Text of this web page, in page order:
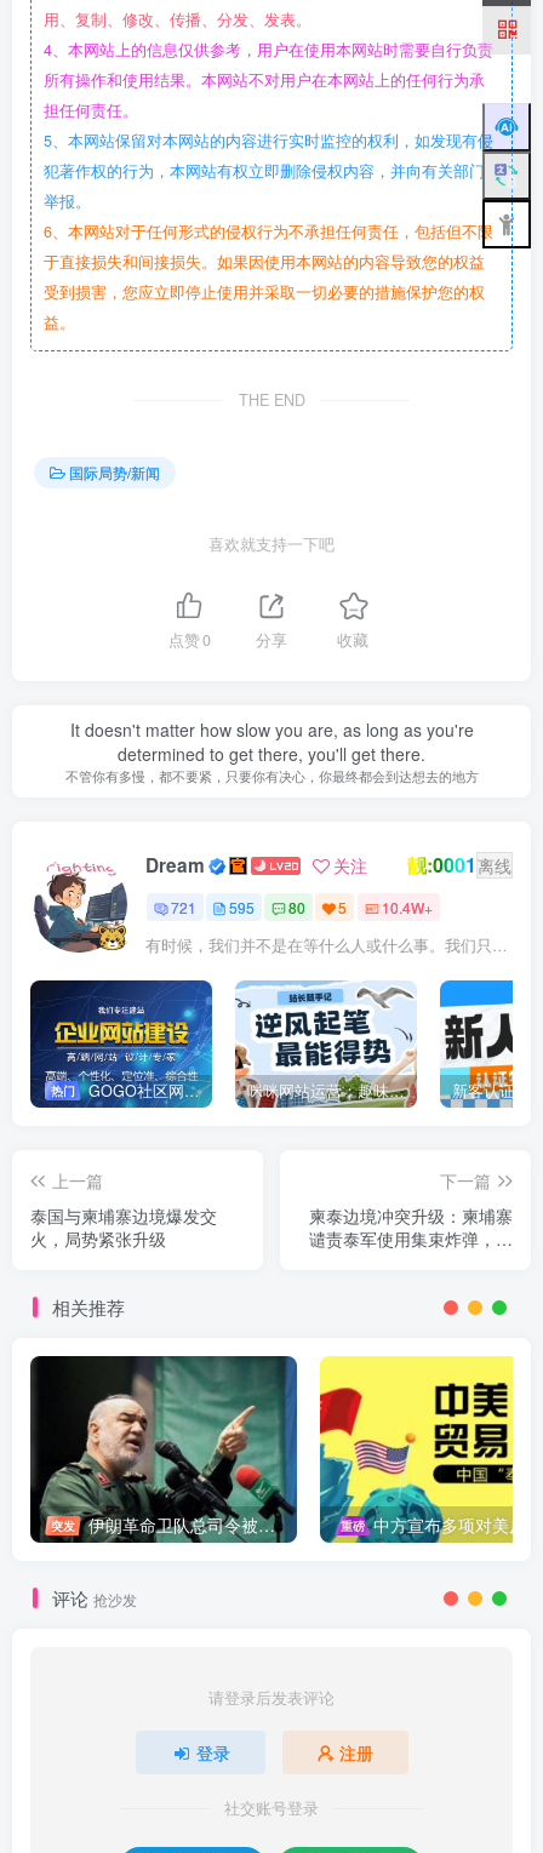
用、复制、修改、传播、分发、发表。
4、本网站上的信息仅供参考，用户在使用本网站时需要自行负责
所有操作和使用结果。本网站不对用户在本网站上的任何行为承
担任何责任。
5、本网站保留对本网站的内容进行实时监控的权利，如发现有侵
犯著作权的行为，本网站有权立即删除侵权内容，并向有关部门
举报。
6、本网站对于任何形式的侵权行为不承担任何责任，包括但不限
于直接损失和间接损失。如果因使用本网站的内容导致您的权益
受到损害，您应立即停止使用并采取一切必要的措施保护您的权
益。
THE END
国际局势/新闻
喜欢就支持一下吧
点赞0 分享 收藏
It doesn't matter how slow you are, as long as you're
determined to get there, you'll get there.
不管你有多慢，都不要紧，只要你有决心，你最终都会到达想去的地方
Dream 关注 靓:0001 离线
721 595 80 5 10.4W+
有时候，我们并不是在等什么人或什么事。我们只是在静待岁月改变自己
热门 GOGO社区网站搭建(自助服务) 咪咪网站运营：趣味性悄悄飘起的成功风头 新客认证优
上一篇
泰国与柬埔寨边境爆发交
火，局势紧张升级
下一篇
柬泰边境冲突升级：柬埔寨
谴责泰军使用集束炸弹，局
相关推荐
突发 伊朗革命卫队总司令被暗杀，中东局势再添变数 重磅 中方宣布多项对美反制措施，坚决维护自身权益
评论 抢沙发
请登录后发表评论
登录 注册
社交账号登录